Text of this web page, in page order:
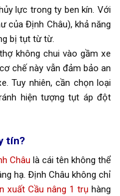
lực trong ty ben kín. Với
của Định Châu), khả năng
bị tụt từ từ.
không chui vào gầm xe
chế này vẫn đảm bảo an
Tuy nhiên, cần chọn loại
hiện tượng tụt áp đột
tín?
Châu là cái tên không thể
hạ. Định Châu không chỉ
xuất Cầu nâng 1 trụhàng